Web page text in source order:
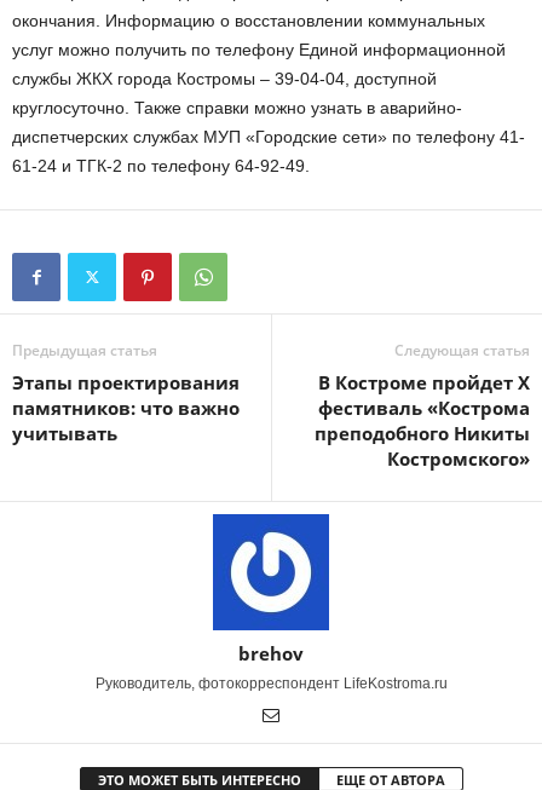
окончания. Информацию о восстановлении коммунальных
услуг можно получить по телефону Единой информационной
службы ЖКХ города Костромы – 39-04-04, доступной
круглосуточно. Также справки можно узнать в аварийно-
диспетчерских службах МУП «Городские сети» по телефону 41-
61-24 и ТГК-2 по телефону 64-92-49.
Предыдущая статья
Этапы проектирования
памятников: что важно
учитывать
Следующая статья
В Костроме пройдет X
фестиваль «Кострома
преподобного Никиты
Костромского»
brehov
Руководитель, фотокорреспондент LifeKostroma.ru
ЭТО МОЖЕТ БЫТЬ ИНТЕРЕСНО ЕЩЕ ОТ АВТОРА